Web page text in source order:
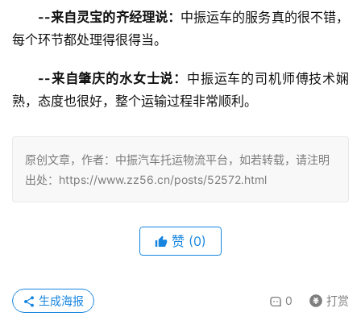
--来自灵宝的齐经理说： 中振运车的服务真的很不错，
每个环节都处理得很得当。
--来自肇庆的水女士说： 中振运车的司机师傅技术娴
熟，态度也很好，整个运输过程非常顺利。
原创文章，作者：中振汽车托运物流平台，如若转载，请注明
出处：https://www.zz56.cn/posts/52572.html
赞 (0)
0 打赏
生成海报